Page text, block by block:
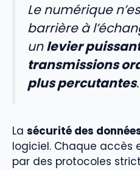
Le numérique
barrière à
unlevier
transmissions
plus percutantes.
La sécurité des
logiciel. Chaque accès
par des protocoles